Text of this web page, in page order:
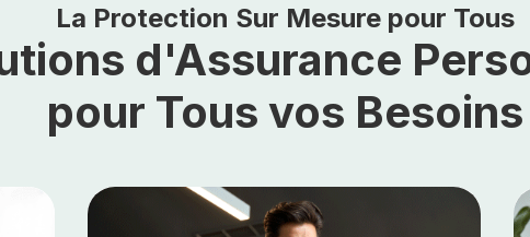
La Protection Sur Mesure pour Tous
d'Assurance
pour Tous vos Besoins